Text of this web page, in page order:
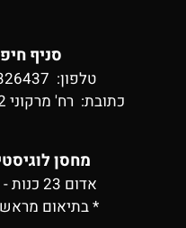
סניף
טלפון: 054-5326437
כתובת: רח' מרקוני 22 צ'ק פוסט
מחסן
אדום 23 כנות - קומה 2
* בתיאום